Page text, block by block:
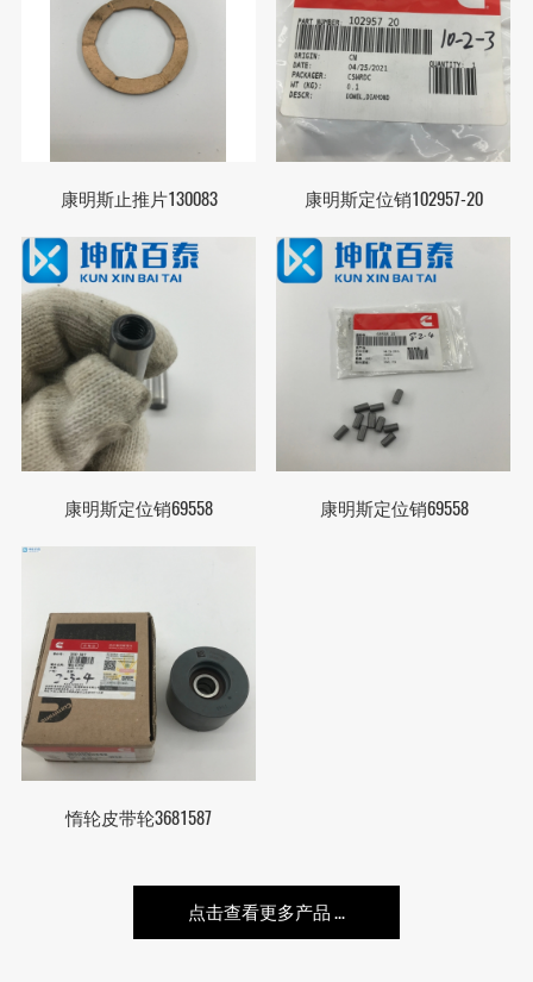
康明斯止推片130083 康明斯定位销102957-20
康明斯定位销69558 康明斯定位销69558
惰轮皮带轮3681587
点击查看更多产品 ...